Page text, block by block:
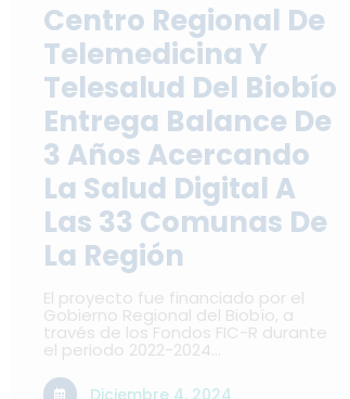
Centro Regional De
Telemedicina Y
Telesalud Del Biobío
Entrega Balance De
3 Años Acercando
La Salud Digital A
Las 33 Comunas De
La Región
El proyecto fue financiado por el
Gobierno Regional del Biobío, a
través de los Fondos FIC-R durante
el periodo 2022-2024…